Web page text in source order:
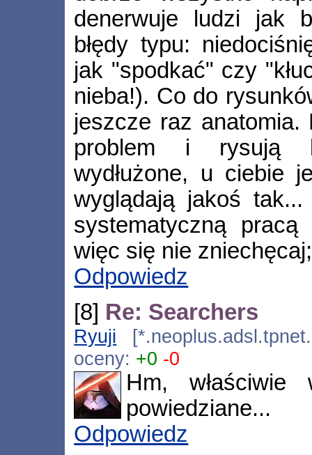
denerwuje ludzi jak
błędy typu:
jak "spodkać" czy
nieba!). Co do
jeszcze raz anatomia.
problem i rysują
wydłużone, u ciebie
wyglądają jakoś
systematyczną pracą
więc się nie
Odpowiedz
[8] Re: Searchers
Ryuji
oceny: +0 -0
Hm, właściwie
powiedziane...
Odpowiedz